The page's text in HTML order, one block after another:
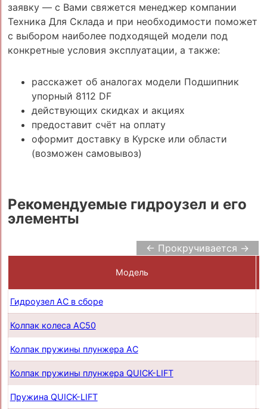
заявку — с Вами свяжется менеджер компании
Техника Для Склада и при необходимости поможет
с выбором наиболее подходящей модели под
конкретные условия эксплуатации, а также:
расскажет об аналогах модели Подшипник
упорный 8112 DF
действующих скидках и акциях
предоставит счёт на оплату
оформит доставку в Курске или области
(возможен самовывоз)
Рекомендуемые гидроузел и его
элементы
← Прокручивается →
Модель
Гидроузел AC в сборе
Колпак колеса AC50
Колпак пружины плунжера AC
Колпак пружины плунжера QUICK-LIFT
Пружина QUICK-LIFT